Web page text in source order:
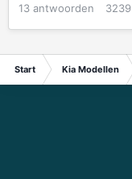
13 antwoorden 3239
Start Kia Modellen